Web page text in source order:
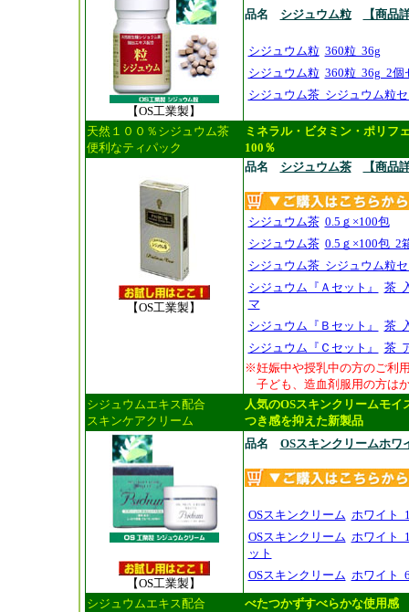
【OS工業製】
品名 シジュウム粒 【商品
シジュウム粒 360粒 36g
シジュウム粒 360粒 36g 2個
シジュウム茶 シジュウム粒
天然１００％シジュウム茶
便利なティパック
ミネラル・ビタミン・ポリフ
100％
【OS工業製】
品名 シジュウム茶 【商品
シジュウム茶 0.5ｇ×100包
シジュウム茶 0.5ｇ×100包 2
シジュウム茶 シジュウム粒
シジュウム『Ａセット』
茶
マ
シジュウム『Ｂセット』
茶
シジュウム『Ｃセット』
茶
※妊娠中や授乳中の方のご利
子ども、造血剤服用の方は
シジュウムエキス配合
スキンケアクリーム
人気のOSスキンクリームモ
つき感を抑えた新製品
【OS工業製】
品名 OSスキンクリームホワ
OSスキンクリーム ホワイト
OSスキンクリーム ホワイト
ット
OSスキンクリーム ホワイト
シジュウムエキス配合
べたつかずすべらかな使用感